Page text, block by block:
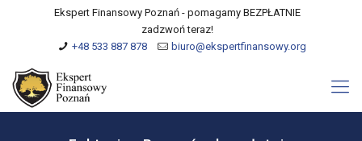
Ekspert Finansowy Poznań - pomagamy BEZPŁATNIE
zadzwoń teraz!
+48 533 887 878
biuro@ekspertfinansowy.org